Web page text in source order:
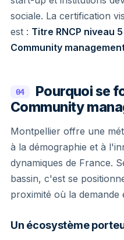
sociale. La certification
est : Titre RNCP niveau
Community
04
Pourquoi se
Community
Montpellier offre une
à la démographie et à
dynamiques de France.
bassin, c'est se
proximité où la demande
Un écosystème